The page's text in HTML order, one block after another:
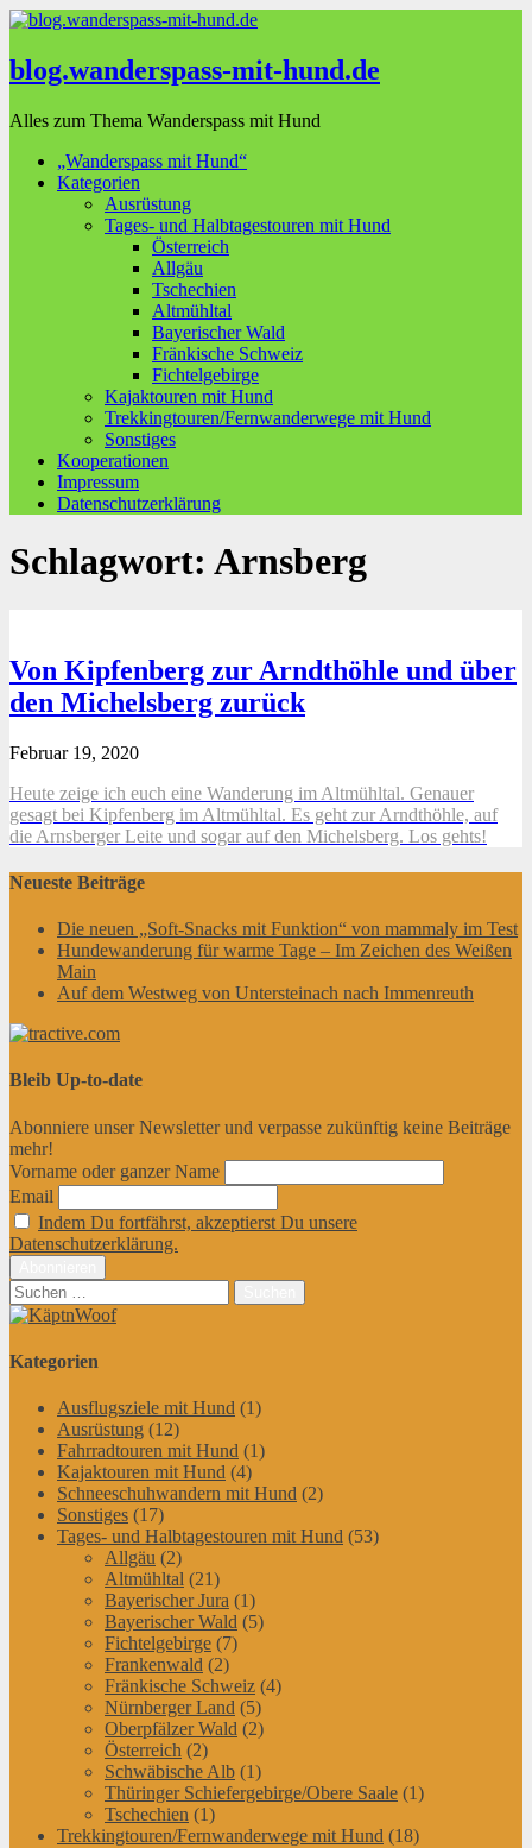
blog.wanderspass-mit-hund.de
Alles zum Thema Wanderspass mit Hund
„Wanderspass mit Hund“
Kategorien
Ausrüstung
Tages- und Halbtagestouren mit Hund
Österreich
Allgäu
Tschechien
Altmühltal
Bayerischer Wald
Fränkische Schweiz
Fichtelgebirge
Kajaktouren mit Hund
Trekkingtouren/Fernwanderwege mit Hund
Sonstiges
Kooperationen
Impressum
Datenschutzerklärung
Schlagwort: Arnsberg
Von Kipfenberg zur Arndthöhle und über
den Michelsberg zurück
Februar 19, 2020
Heute zeige ich euch eine Wanderung im Altmühltal. Genauer
gesagt bei Kipfenberg im Altmühltal. Es geht zur Arndthöhle, auf
die Arnsberger Leite und sogar auf den Michelsberg. Los gehts!
Neueste Beiträge
Die neuen „Soft-Snacks mit Funktion“ von mammaly im Test
Hundewanderung für warme Tage – Im Zeichen des Weißen
Main
Auf dem Westweg von Untersteinach nach Immenreuth
Bleib Up-to-date
Abonniere unser Newsletter und verpasse zukünftig keine Beiträge
mehr!
Vorname oder ganzer Name
Email
Indem Du fortfährst, akzeptierst Du unsere
Datenschutzerklärung.
Suchen
nach:
Kategorien
Ausflugsziele mit Hund (1)
Ausrüstung (12)
Fahrradtouren mit Hund (1)
Kajaktouren mit Hund (4)
Schneeschuhwandern mit Hund (2)
Sonstiges (17)
Tages- und Halbtagestouren mit Hund (53)
Allgäu (2)
Altmühltal (21)
Bayerischer Jura (1)
Bayerischer Wald (5)
Fichtelgebirge (7)
Frankenwald (2)
Fränkische Schweiz (4)
Nürnberger Land (5)
Oberpfälzer Wald (2)
Österreich (2)
Schwäbische Alb (1)
Thüringer Schiefergebirge/Obere Saale (1)
Tschechien (1)
Trekkingtouren/Fernwanderwege mit Hund (18)